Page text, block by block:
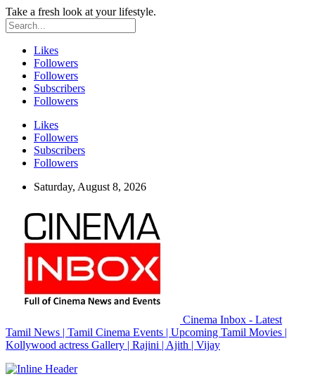
Take a fresh look at your lifestyle.
Likes
Followers
Followers
Subscribers
Followers
Likes
Followers
Subscribers
Followers
Saturday, August 8, 2026
Cinema Inbox - Latest
Tamil News | Tamil Cinema Events | Upcoming Tamil Movies |
Kollywood actress Gallery | Rajini | Ajith | Vijay